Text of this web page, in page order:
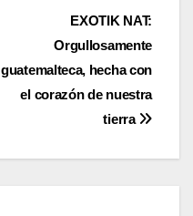
EXOTIK NAT:
Orgullosamente
guatemalteca, hecha con
el corazón de nuestra
tierra